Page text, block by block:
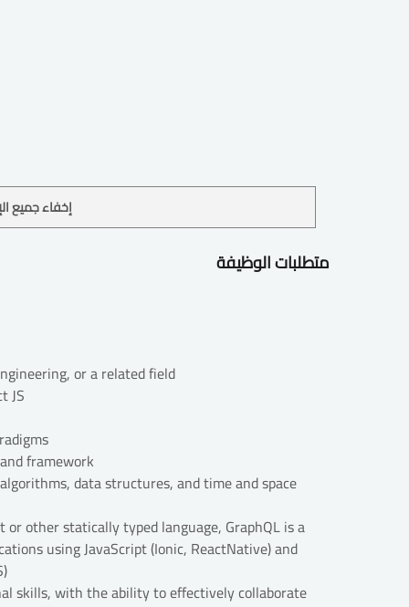
إخفاء جميع
متطلبات الوظيفة
or a related field
JS
framework
data structures, and time and space
other statically typed language, GraphQL is a
using JavaScript (Ionic, ReactNative) and
skills, with the ability to effectively collaborate